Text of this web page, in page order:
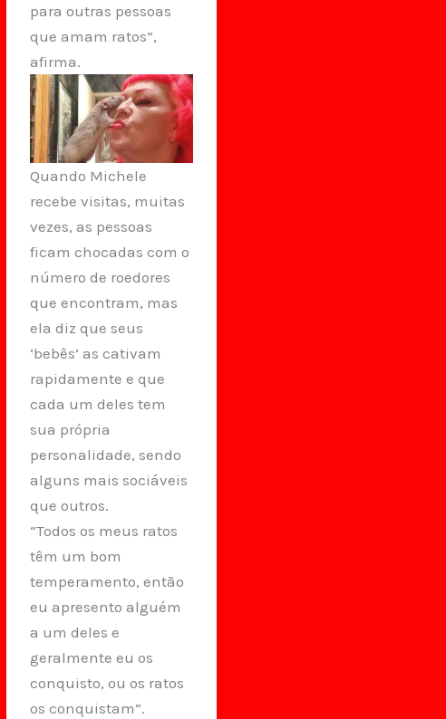
para outras pessoas
que amam ratos”,
afirma.
Quando Michele
recebe visitas, muitas
vezes, as pessoas
ficam chocadas com o
número de roedores
que encontram, mas
ela diz que seus
‘bebês’ as cativam
rapidamente e que
cada um deles tem
sua própria
personalidade, sendo
alguns mais sociáveis
que outros.
“Todos os meus ratos
têm um bom
temperamento, então
eu apresento alguém
a um deles e
geralmente eu os
conquisto, ou os ratos
os conquistam”.